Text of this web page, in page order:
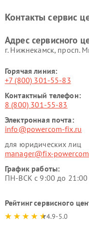
Контакты сервис
Адрес сервисного
г. Нижнекамск, просп.
Горячая линия:
+7 (800) 301-55-83
Контактный телефон:
8 (800) 301-55-83
Электронная почта:
info@powercom-fix.ru
для юридических лиц
manager@fix-
График работы:
ПН-ВСК с 9:00 до
Рейтинг сервисного
4.9-5.0